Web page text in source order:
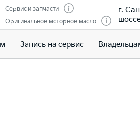
Сервис и запчасти
Оригинальное моторное масло
г.
Запись на сервис